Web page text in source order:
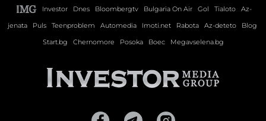
Investor Dnes Bloombergtv Bulgaria On Air Gol Tialoto
Az-
jenata
Puls Teenproblem Automedia Imoti.net Rabota Az-deteto
Blog
Start.bg
Chernomore Posoka Boec Megavselena.bg